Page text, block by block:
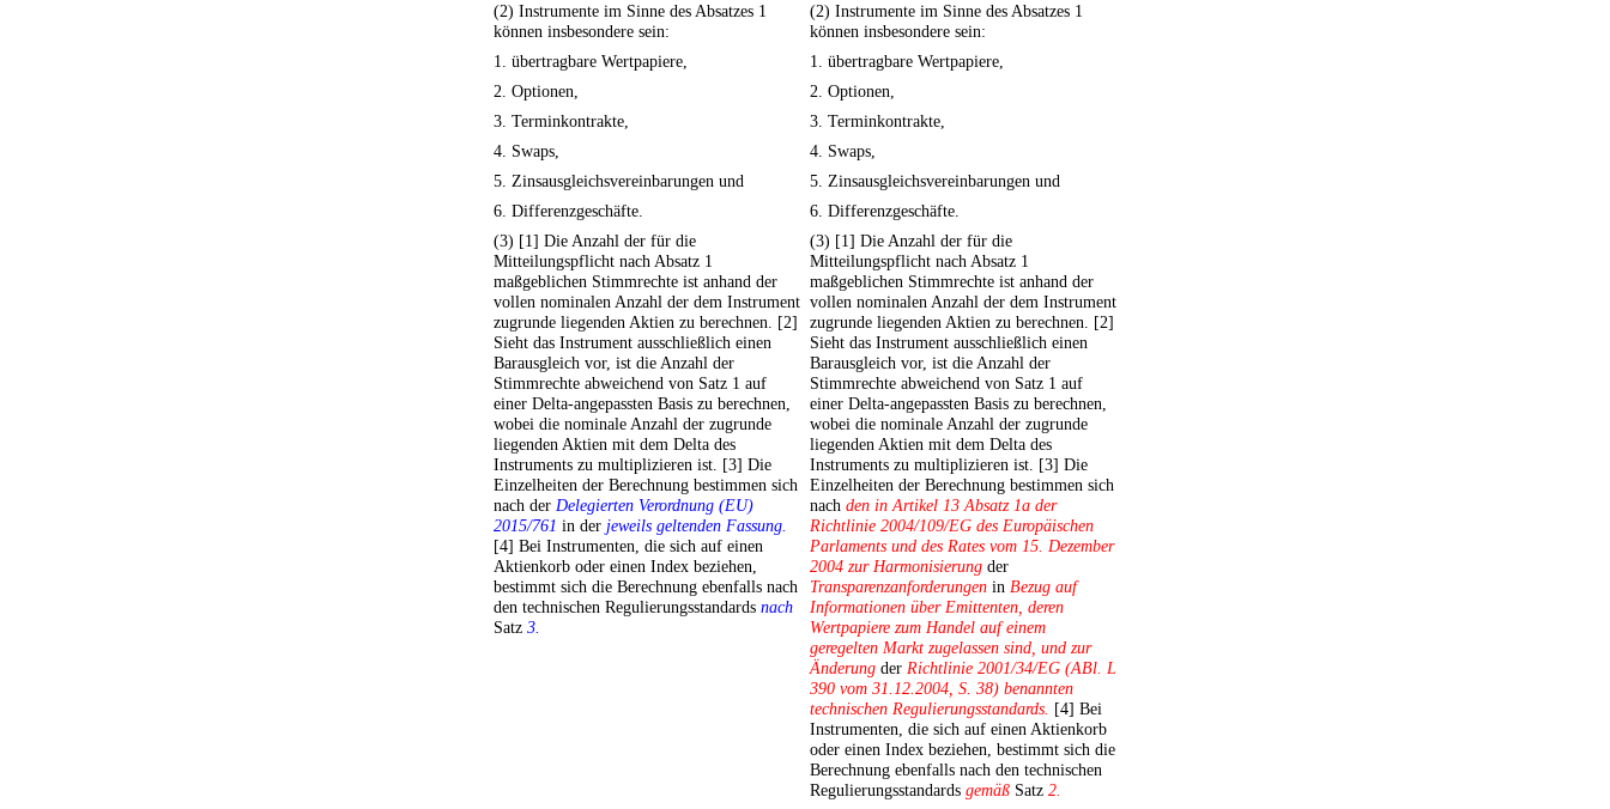
(2) Instrumente im Sinne des Absatzes 1
können insbesondere sein:
(2) Instrumente im Sinne des Absatzes 1
können insbesondere sein:
1. übertragbare Wertpapiere,
1. übertragbare Wertpapiere,
2. Optionen,
2. Optionen,
3. Terminkontrakte,
3. Terminkontrakte,
4. Swaps,
4. Swaps,
5. Zinsausgleichsvereinbarungen und
5. Zinsausgleichsvereinbarungen und
6. Differenzgeschäfte.
6. Differenzgeschäfte.
(3) [1] Die Anzahl der für die
Mitteilungspflicht nach Absatz 1
maßgeblichen Stimmrechte ist anhand der
vollen nominalen Anzahl der dem Instrument
zugrunde liegenden Aktien zu berechnen. [2]
Sieht das Instrument ausschließlich einen
Barausgleich vor, ist die Anzahl der
Stimmrechte abweichend von Satz 1 auf
einer Delta-angepassten Basis zu berechnen,
wobei die nominale Anzahl der zugrunde
liegenden Aktien mit dem Delta des
Instruments zu multiplizieren ist. [3] Die
Einzelheiten der Berechnung bestimmen sich
nach der Delegierten Verordnung (EU)
2015/761 in der jeweils geltenden Fassung.
[4] Bei Instrumenten, die sich auf einen
Aktienkorb oder einen Index beziehen,
bestimmt sich die Berechnung ebenfalls nach
den technischen Regulierungsstandards nach
Satz 3.
(3) [1] Die Anzahl der für die
Mitteilungspflicht nach Absatz 1
maßgeblichen Stimmrechte ist anhand der
vollen nominalen Anzahl der dem Instrument
zugrunde liegenden Aktien zu berechnen. [2]
Sieht das Instrument ausschließlich einen
Barausgleich vor, ist die Anzahl der
Stimmrechte abweichend von Satz 1 auf
einer Delta-angepassten Basis zu berechnen,
wobei die nominale Anzahl der zugrunde
liegenden Aktien mit dem Delta des
Instruments zu multiplizieren ist. [3] Die
Einzelheiten der Berechnung bestimmen sich
nach den in Artikel 13 Absatz 1a der
Richtlinie 2004/109/EG des Europäischen
Parlaments und des Rates vom 15. Dezember
2004 zur Harmonisierung der
Transparenzanforderungen in Bezug auf
Informationen über Emittenten, deren
Wertpapiere zum Handel auf einem
geregelten Markt zugelassen sind, und zur
Änderung der Richtlinie 2001/34/EG (ABl. L
390 vom 31.12.2004, S. 38) benannten
technischen Regulierungsstandards. [4] Bei
Instrumenten, die sich auf einen Aktienkorb
oder einen Index beziehen, bestimmt sich die
Berechnung ebenfalls nach den technischen
Regulierungsstandards gemäß Satz 2.